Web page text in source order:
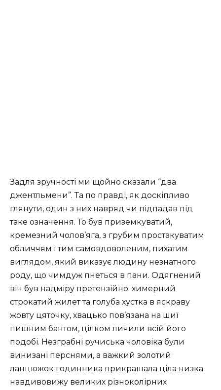
Задля зручності ми щойно сказали “два
джентльмени”. Та по правді, як доскіпливо
глянути, один з них навряд чи підпадав під
таке означення. То був приземкуватий,
кремезний чолов’яга, з грубим простакуватим
обличчям і тим самовдоволеним, пихатим
виглядом, який виказує людину незнатного
роду, що чимдуж пнеться в пани. Одягнений
він був надміру претензійно: химерний
строкатий жилет та голуба хустка в яскраву
жовту цяточку, хвацько пов’язана на шиї
пишним бантом, цілком личили всій його
подобі. Незграбні ручиська чоловіка були
винизані перснями, а важкий золотий
ланцюжок годинника прикрашала ціла низка
навдивовижу великих різноколірних